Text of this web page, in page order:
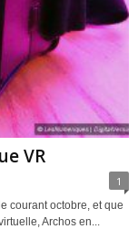
VR
1
courant octobre, et que
Archos en...